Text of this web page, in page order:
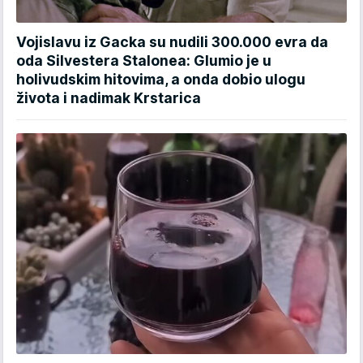
Vojislavu iz Gacka su nudili 300.000 evra da
oda Silvestera Stalonea: Glumio je u
holivudskim hitovima, a onda dobio ulogu
života i nadimak Krstarica